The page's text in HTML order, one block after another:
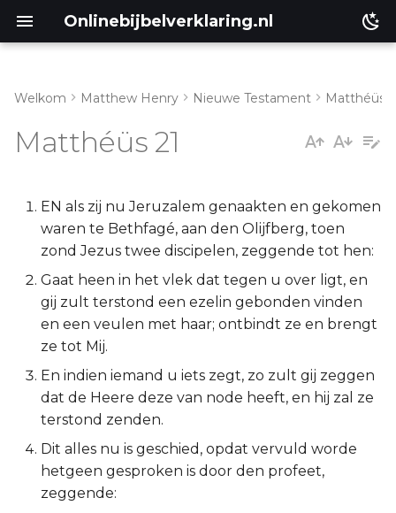
Onlinebijbelverklaring.nl
Leviticus
Numeri
Deuteronomium
Richteren
Ruth
1 Samuël
Matthéüs 21:12-17
Matthéüs 21:18-22
Matthéüs 21:23-27
Matthéüs 21:28-32
Matthéüs 21:33-46
Welkom Matthew Henry Nieuwe Testament Matthéüs
Matthéüs 21
EN als zij nu Jeruzalem genaakten en gekomen
waren te Bethfagé, aan den Olijfberg, toen
zond Jezus twee discipelen, zeggende tot hen:
Gaat heen in het vlek dat tegen u over ligt, en
gij zult terstond een ezelin gebonden vinden
en een veulen met haar; ontbindt ze en brengt
ze tot Mij.
En indien iemand u iets zegt, zo zult gij zeggen
dat de Heere deze van node heeft, en hij zal ze
terstond zenden.
Dit alles nu is geschied, opdat vervuld worde
hetgeen gesproken is door den profeet,
zeggende: